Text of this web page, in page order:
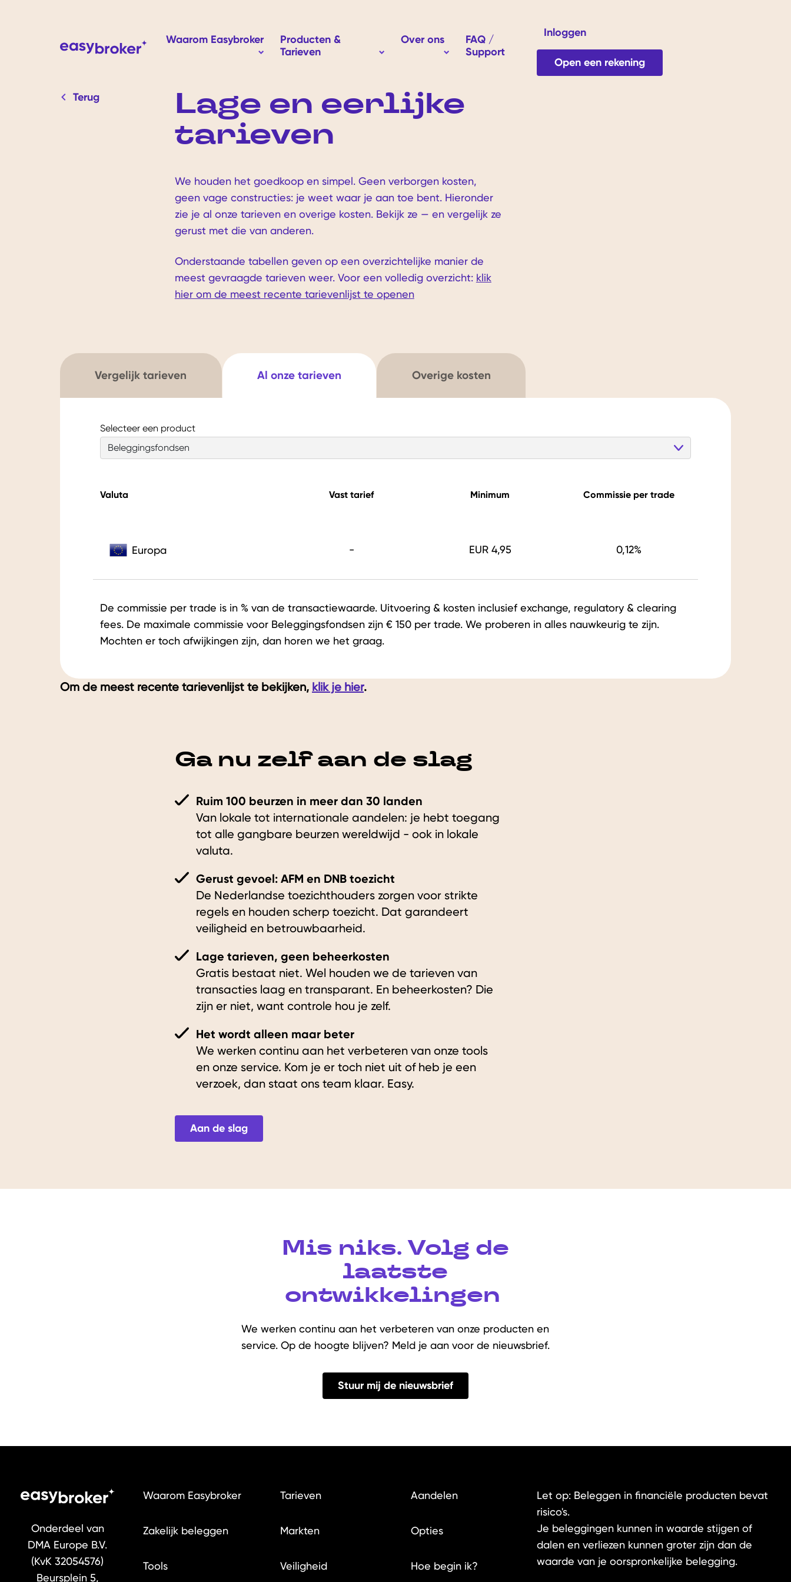
Waarom Easybroker
Show submenu for Waarom Easybroker
Producten &
Tarieven
Show submenu for Producten & Tarieven
Over ons
Show submenu for Over ons
FAQ /
Support
Inloggen
Open een rekening
Terug Lage en eerlijke
tarieven
We houden het goedkoop en simpel. Geen verborgen kosten,
geen vage constructies: je weet waar je aan toe bent. Hieronder
zie je al onze tarieven en overige kosten. Bekijk ze — en vergelijk ze
gerust met die van anderen.
Onderstaande tabellen geven op een overzichtelijke manier de
meest gevraagde tarieven weer. Voor een volledig overzicht: klik
hier om de meest recente tarievenlijst te openen
Vergelijk tarieven Al onze tarieven Overige kosten
Selecteer een product
Valuta Vast tarief Minimum Commissie per trade
Europa - EUR 4,95 0,12%
De commissie per trade is in % van de transactiewaarde. Uitvoering & kosten inclusief exchange, regulatory & clearing
fees. De maximale commissie voor Beleggingsfondsen zijn € 150 per trade. We proberen in alles nauwkeurig te zijn.
Mochten er toch afwijkingen zijn, dan horen we het graag.
Om de meest recente tarievenlijst te bekijken, klik je hier.
Ga nu zelf aan de slag
Ruim 100 beurzen in meer dan 30 landen
Van lokale tot internationale aandelen: je hebt toegang
tot alle gangbare beurzen wereldwijd - ook in lokale
valuta.
Gerust gevoel: AFM en DNB toezicht
De Nederlandse toezichthouders zorgen voor strikte
regels en houden scherp toezicht. Dat garandeert
veiligheid en betrouwbaarheid.
Lage tarieven, geen beheerkosten
Gratis bestaat niet. Wel houden we de tarieven van
transacties laag en transparant. En beheerkosten? Die
zijn er niet, want controle hou je zelf.
Het wordt alleen maar beter
We werken continu aan het verbeteren van onze tools
en onze service. Kom je er toch niet uit of heb je een
verzoek, dan staat ons team klaar. Easy.
Aan de slag
Mis niks. Volg de
laatste
ontwikkelingen
We werken continu aan het verbeteren van onze producten en
service. Op de hoogte blijven? Meld je aan voor de nieuwsbrief.
Stuur mij de nieuwsbrief
Onderdeel van
DMA Europe B.V.
(KvK 32054576)
Beursplein 5,
Waarom Easybroker
Zakelijk beleggen
Tools
Tarieven
Markten
Veiligheid
Aandelen
Opties
Hoe begin ik?
Let op: Beleggen in financiële producten bevat
risico's.
Je beleggingen kunnen in waarde stijgen of
dalen en verliezen kunnen groter zijn dan de
waarde van je oorspronkelijke belegging.